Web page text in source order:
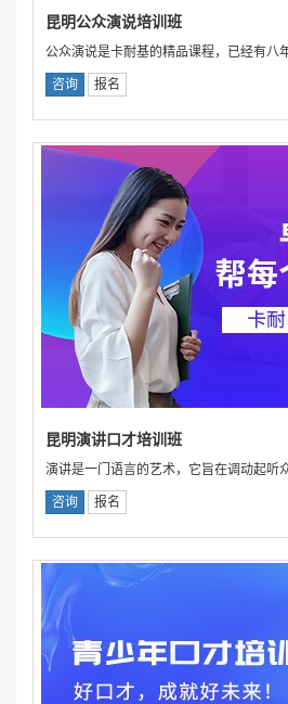
昆明公众演说培训班
公众演说是卡耐基的精品课程，已经有八
咨询 报名
昆明演讲口才培训班
演讲是一门语言的艺术，它旨在调动起听
咨询 报名